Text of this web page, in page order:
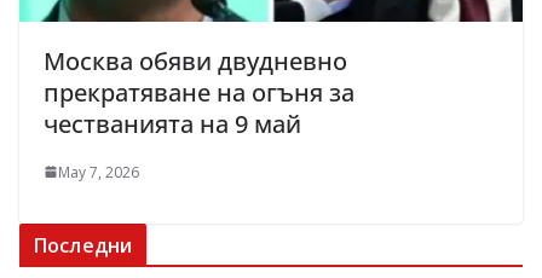
Москва обяви двудневно
прекратяване на огъня за
честванията на 9 май
May 7, 2026
Последни